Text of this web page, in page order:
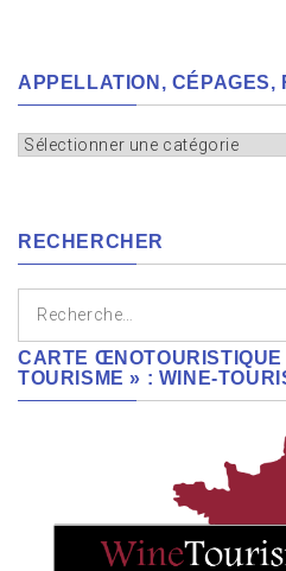
APPELLATION, CÉPAGES,
Appellation,
RECHERCHER
Rechercher :
CARTE ŒNOTOURISTIQUE
TOURISME » : WINE-